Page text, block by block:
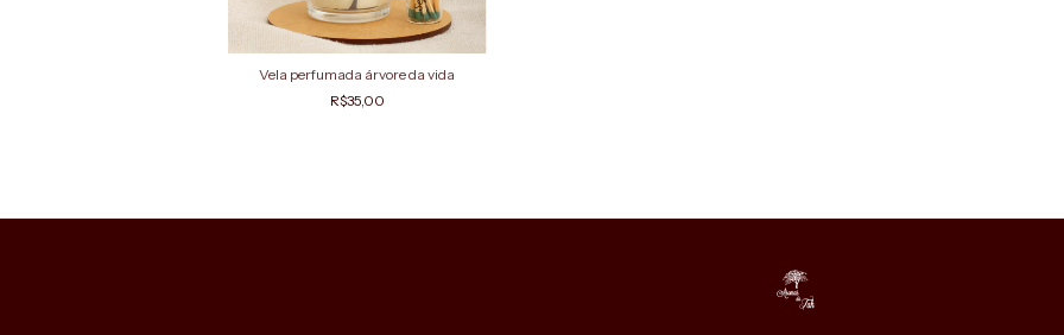
Vela perfumada árvore da vida
R$35,00